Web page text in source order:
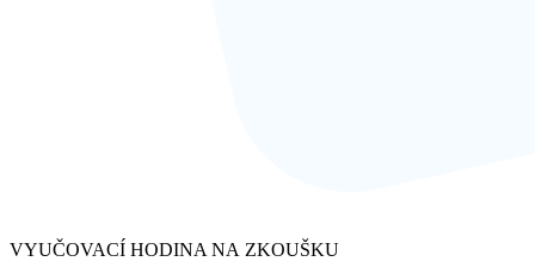
VYUČOVACÍ HODINA NA ZKOUŠKU